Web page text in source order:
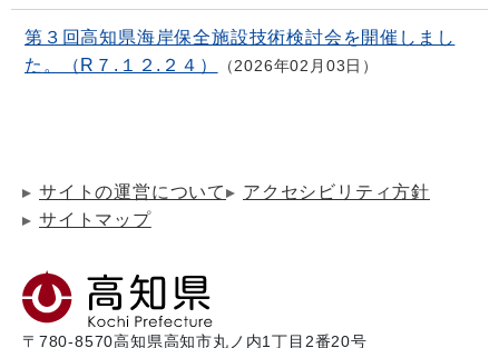
第３回高知県海岸保全施設技術検討会を開催しまし
た。（R７.１２.２４）
2026年02月03日
サイトの運営について
アクセシビリティ方針
サイトマップ
〒780-8570高知県高知市丸ノ内1丁目2番20号